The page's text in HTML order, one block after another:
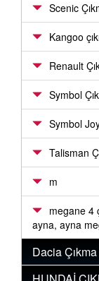
Scenic
Kangoo
Renault
Symbol
Symbol
Talisman
m
megane 4
ayna, ayna
Dacia